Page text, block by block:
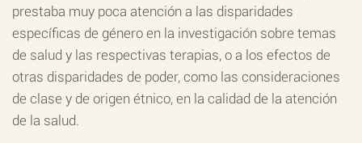
prestaba muy poca atención a las disparidades
específicas de género en la investigación sobre temas
de salud y las respectivas terapias, o a los efectos de
otras disparidades de poder, como las consideraciones
de clase y de origen étnico, en la calidad de la atención
de la salud.